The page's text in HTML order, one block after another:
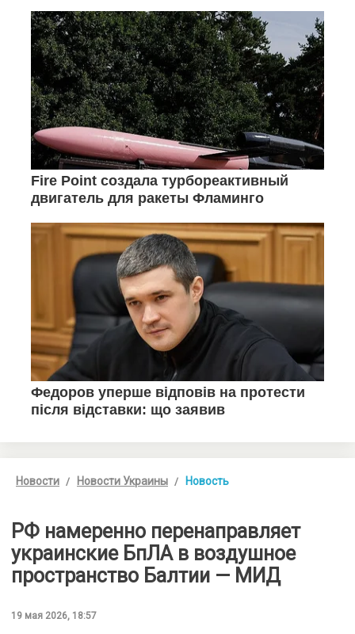
Новости Новости Украины Новость
РФ намеренно перенаправляет
украинские БпЛА в воздушное
пространство Балтии — МИД
19 мая 2026, 18:57